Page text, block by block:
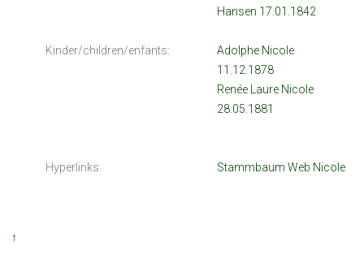
Hansen 17.01.1842
Kinder/children/enfants:
Adolphe Nicole
11.12.1878
Renée Laure Nicole
28.05.1881
Hyperlinks: Stammbaum Web Nicole
↑